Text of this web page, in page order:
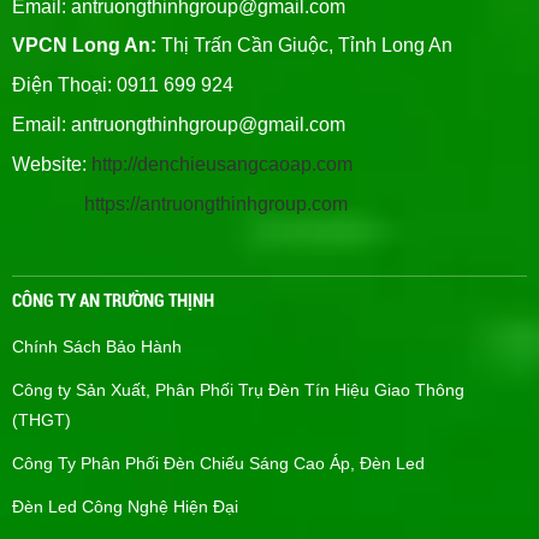
Email: antruongthinhgroup@gmail.com
VPCN Long An: Thị Trấn Cần Giuộc, Tỉnh Long An
Điện Thoại: 0911 699 924
Email: antruongthinhgroup@gmail.com
Website: http://denchieusangcaoap.com
https://antruongthinhgroup.com
CÔNG TY AN TRƯỜNG THỊNH
Chính Sách Bảo Hành
Công ty Sản Xuất, Phân Phối Trụ Đèn Tín Hiệu Giao Thông
(THGT)
Công Ty Phân Phối Đèn Chiếu Sáng Cao Áp, Đèn Led
Đèn Led Công Nghệ Hiện Đại